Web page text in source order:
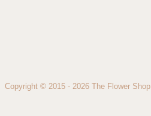
Copyright © 2015 - 2026 The Flower Shop